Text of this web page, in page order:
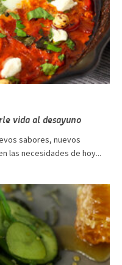
vida al desayuno
sabores, nuevos
las necesidades de hoy...